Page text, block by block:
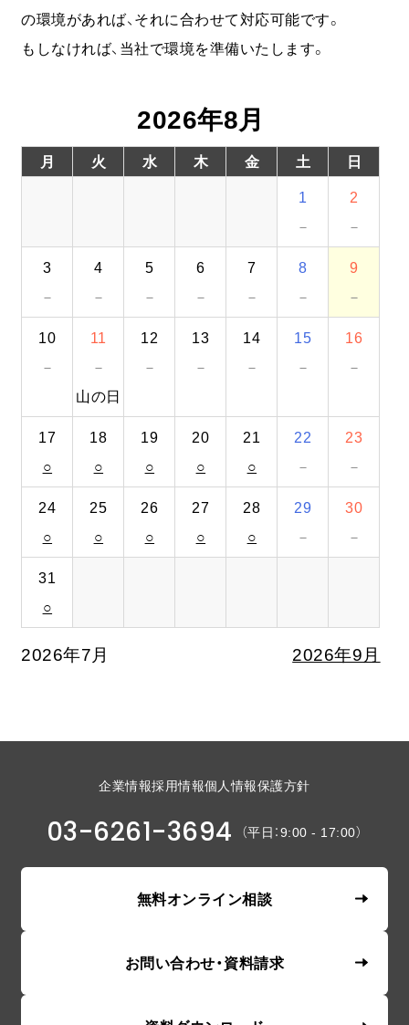
ニュース
03-6261-3694
（平日：9:00 - 17:00）
の環境があれば、それに合わせて対応可能です。
もしなければ、当社で環境を準備いたします。
2026年8月
月 火 水 木 金 土 日
1
－
2
－
3
－
4
－
5
－
6
－
7
－
8
－
9
－
10
－
11
－
山の日
12
－
13
－
14
－
15
－
16
－
17
○
18
○
19
○
20
○
21
○
22
－
23
－
24
○
25
○
26
○
27
○
28
○
29
－
30
－
31
○
2026年7月 2026年9月
企業情報採用情報個人情報保護方針
03-6261-3694 （平日：9:00 - 17:00）
無料オンライン相談
お問い合わせ・資料請求